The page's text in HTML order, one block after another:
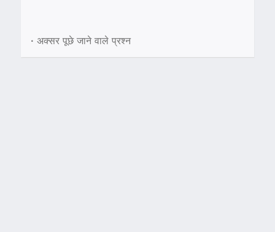
• अक्सर पूछे जाने वाले प्रश्न